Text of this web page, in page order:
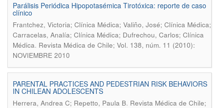
Parálisis Periódica Hipopotasémica Tirotóxica: reporte de caso
clínico
Frantchez, Victoria; Clínica Médica; Valiño, José; Clínica Médica;
Carracelas, Analía; Clínica Médica; Dufrechou, Carlos; Clínica
Médica. Revista Médica de Chile; Vol. 138, núm. 11 (2010):
NOVIEMBRE 2010
PARENTAL PRACTICES AND PEDESTRIAN RISK BEHAVIORS
IN CHILEAN ADOLESCENTS
Herrera, Andrea C; Repetto, Paula B. Revista Médica de Chile;